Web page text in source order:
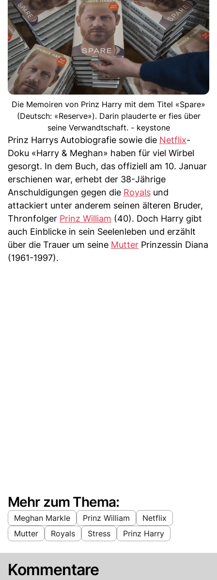
Die Memoiren von Prinz Harry mit dem Titel «Spare»
(Deutsch: «Reserve»). Darin plauderte er fies über
seine Verwandtschaft. - keystone
Prinz Harrys Autobiografie sowie die Netflix-
Doku «Harry & Meghan» haben für viel Wirbel
gesorgt. In dem Buch, das offiziell am 10. Januar
erschienen war, erhebt der 38-Jährige
Anschuldigungen gegen die Royals und
attackiert unter anderem seinen älteren Bruder,
Thronfolger Prinz William (40). Doch Harry gibt
auch Einblicke in sein Seelenleben und erzählt
über die Trauer um seine Mutter Prinzessin Diana
(1961-1997).
Mehr zum Thema:
Meghan Markle Prinz William
Netflix
Mutter
Royals Stress Prinz Harry
Kommentare